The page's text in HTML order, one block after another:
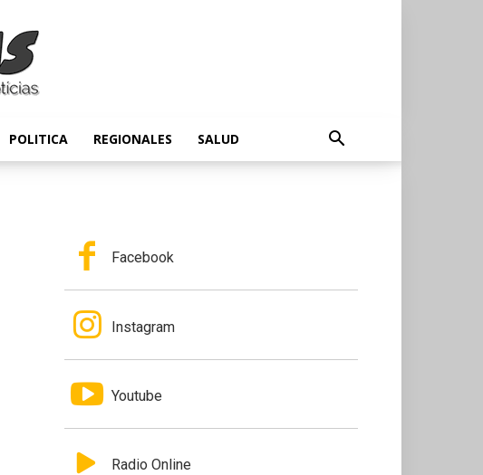
POLITICA REGIONALES SALUD
Facebook
Instagram
Youtube
Radio Online